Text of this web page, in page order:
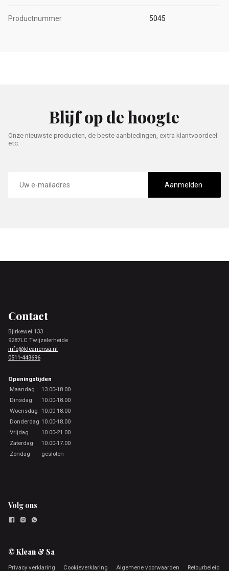
Productnummer 5045
Blijf op de hoogte
Onze nieuwste producten, de beste aanbiedingen, extra klantvoordeel
etc.
mailadres
Aanmelden
Contact
Bjirkewei 133
9287LC Twijzelerheide
info@kleanensa.nl
0511-443696
Openingstijden
Maandag
13.00-18.00
Dinsdag
10.00-18.00
Woensdag 10.00-18.00
Donderdag 10.00-18.00
Vrijdag
10.00-21.00
Zaterdag
10.00-17.00
Zondag
gesloten
Volg ons
© Klean & Sa
Privacy verklaring Cookieverklaring Algemene voorwaarden Retourbeleid